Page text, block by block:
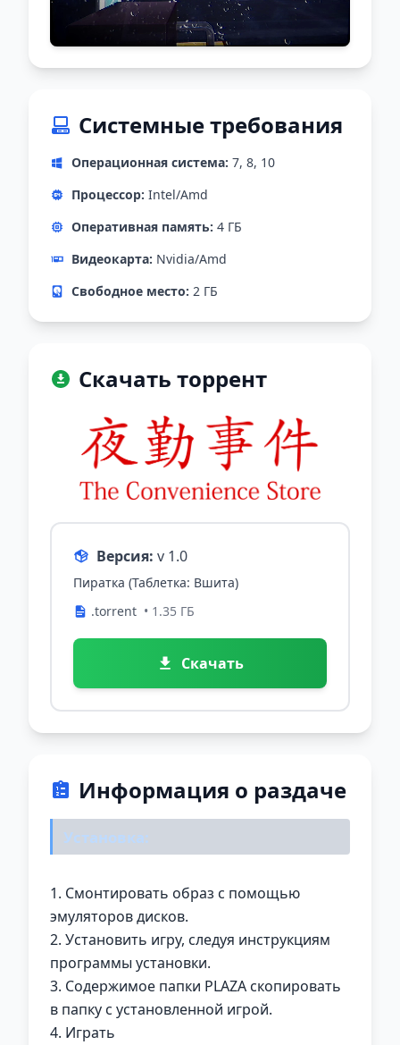
Системные требования
Операционная система: 7, 8, 10
Процессор: Intel/Amd
Оперативная память: 4 ГБ
Видеокарта: Nvidia/Amd
Свободное место: 2 ГБ
Скачать торрент
Версия: v 1.0
Пиратка (Таблетка: Вшита)
.torrent • 1.35 ГБ
Скачать
Информация о раздаче
Установка:
1. Смонтировать образ с помощью
эмуляторов дисков.
2. Установить игру, следуя инструкциям
программы установки.
3. Содержимое папки PLAZA скопировать
в папку с установленной игрой.
4. Играть